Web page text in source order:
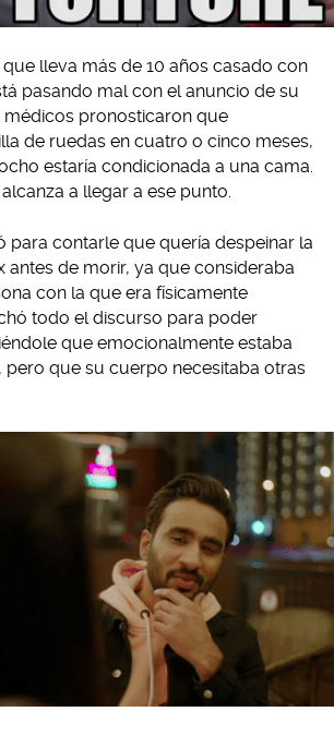
lleva más de 10 años casado con
pasando mal con el anuncio de su
médicos pronosticaron que
de ruedas en cuatro o cinco meses,
estaría condicionada a una cama.
a llegar a ese punto.
para contarle que quería despeinar la
antes de morir, ya que consideraba
con la que era físicamente
todo el discurso para poder
que emocionalmente estaba
pero que su cuerpo necesitaba otras